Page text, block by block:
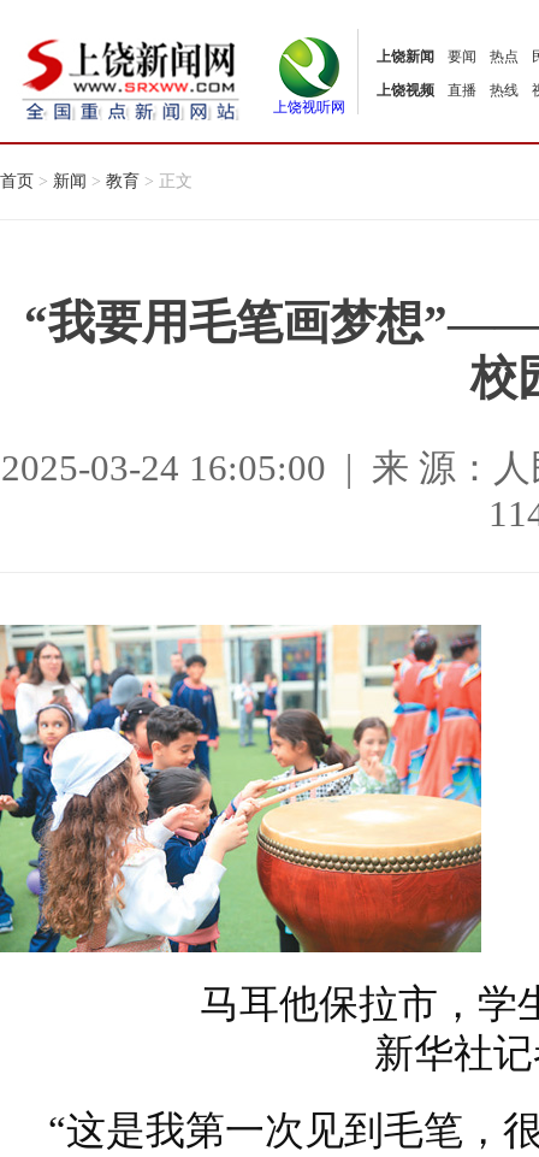
上饶视听网
上饶新闻 要闻 热点
上饶视频
直播 热线
首页 > 新闻 > 教育 > 正文
“我要用毛笔画梦想
校
2025-03-24 16:05:00 | 来 源：
马耳他保拉市，学
新华社记
“这是我第一次见到毛笔，